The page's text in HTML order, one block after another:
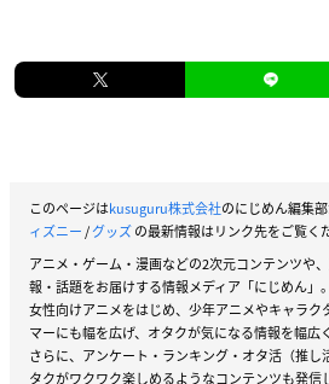
このページはkusuguru株式会社のにじめん編集
ィズニー/グッズの最新情報はリンク先をご覧く
アニメ・ゲーム・漫画などの2次元コンテンツや
報・話題をお届けする情報メディア「にじめん」。
女性向けアニメをはじめ、少年アニメやキャラク
マーにも幅を広げ、オタクが気になる情報を幅広
さらに、アンケート・ランキング・オタ活（推し
タクがワクワク楽しめるようなコンテンツも発信